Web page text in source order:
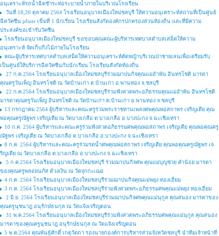
อนุเคราะห์รถน้ำฉีดชำระท่อระบายน้ำภายในบริเวณโรงเรียน
วันที่ 18,20 ตุลาคม 2564 โรงเรียนอนุบาลเมืองใหม่ชลบุรี ให้ความอนุเคราะห์สถานที่เป็นศูนย์
ฉีดวัคซีน pfizer เข็มที่ 1 นักเรียน โรงเรียนสังกัดองค์กรปกครองส่วนท้องถิ่น และที่มีความ
ประสงค์ขอเข้ารับวัคซีน
โรงเรียนอนุบาลเมืองใหม่ชลบุรี ขอขอบคุณคณะผู้บริหารเทศบาลตำบลเสม็ดให้ความ
อนุเคราะห์ จัดเก็บกิ่งไม้ภายในโรงเรียน
คณะผู้บริหารเทศบาลตำบลเสม็ดให้ความอนุเคราะห์ตัดหญ้าบริเวณป่าชายเลนเพื่อเตรียมรับ
เป็นศูนย์ให้บริการฉีดวัคซีนกับนักเรียน โรงเรียนสังกัดท้องถิ่น
27 ก.ค.2564 โรงเรียนอนุบาลเมืองใหม่ชลบุรีร่วมฌาปนกิจคุณแม่อำพัน อินทรโชติ มารดา
คุณครูวันเพ็ญ อินทรโชติ ณ วัดบ้านเก่า ต.บ้านเก่า อ.พานทอง จ.ชลบุรี
22 ก.ค.2564 โรงเรียนอนุบาลเมืองใหม่ชลบุรีร่วมฟังสวดพระอภิธรรมคุณแม่อำพัน อินทรโชติ
มารดาคุณครูวันเพ็ญ อินทรโชติ ณ วัดบ้านเก่า ต.บ้านเก่า อ.พานทอง จ.ชลบุรี
13 กรกฎาคม 2564 ผู้บริหารและคณะครูร่วมพระราชทานเพลงศพคุณพ่อสถาพร เจริญเตีย คุณ
พ่อคุณครูณัฐพร เจริญเตีย ณ วัดบางเกลือ ต.บางเกลือ อ.บางปะกง จ.ฉะเชิงเทรา
10 ก.ค. 2564 ผู้บริหารและคณะครูร่วมฟังสวดอภิธรรมศพคุณพ่อสถาพร เจริญเตีย คุณพ่อคุณครู
ณัฐพร เจริญเตีย ณ วัดบางเกลือ ต.บางเกลือ อ.บางปะกง จ.ฉะเชิงเทรา
8 ก.ค. 2564 ผู้บริหารและคณะครูร่วมรดน้ำศพคุณพ่อสถาพร เจริญเตีย คุณพ่อคุณครูณัฐพร เจ
ริญเตีย ณ วัดบางเกลือ ต.บางเกลือ อ.บางปะกง จ.ฉะเชิงเทรา
5 ก.ค.2564 โรงเรียนอนุบาลเมืองใหม่ชลบุรี ร่วมฌาปนกิจศพ คุณแม่บุญช่วย คำน้อย มารดา
ของคุณครูพลอยนภัส ด้วงเงิน ณ วัดจุกกะเฌอ
4 ก.ค. 2564 โรงเรียนอนุบาลเมืองใหม่ชลบุรีร่วมฌาปนกิจคุณแม่พยุง ทองเอี่ยม
3 ก.ค. 2564 โรงเรียนอนุบาลเมืองใหม่ชลบุรีร่วมฟังสวดพระอภิธรรมศพคุณแม่พยุง ทองเอี่ยม
2 มิ.ย. 2564 โรงเรียนอนุบาลเมืองใหม่ชลบุรีร่วมฌาปนกิจศพคุณแม่นุกูล คุณสนอง มารดาของ
คุณครูนุชนาฎ อนุรักษ์ธนกุล ณ วัดแจ้งเจริญดอน
31 พ.ค.2564 โรงเรียนอนุบาลเมืองใหม่ชลบุรีร่วมฟังสวดพระอภิธรรมศพคุณแม่นุกูล คุณสนอง
มารดาของคุณครูนุชนาฎ อนุรักษ์ธนกุล ณ วัดแจ้งเจริญดอน
5 พ.ค.2564 คุณพันธ์ุศักดิ์ เกตุวัตถา รองนายกองค์การบริหารส่วนจังหวัดชลบุรี นำทีมเจ้าหน้าที่